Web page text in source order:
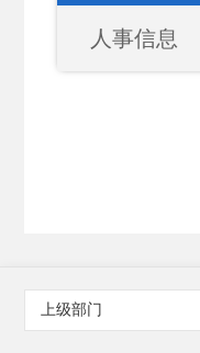
人事信息
上级部门